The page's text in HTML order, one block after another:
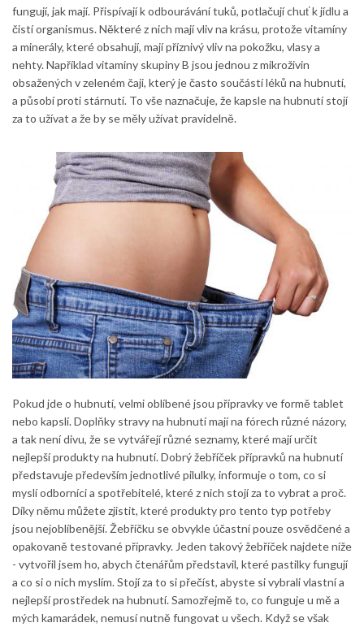
fungují, jak mají. Přispívají k odbourávání tuků, potlačují chuť k jídlu a
čistí organismus. Některé z nich mají vliv na krásu, protože vitamíny
a minerály, které obsahují, mají příznivý vliv na pokožku, vlasy a
nehty. Například vitaminy skupiny B jsou jednou z mikroživin
obsažených v zeleném čaji, který je často součástí léků na hubnutí,
a působí proti stárnutí. To vše naznačuje, že kapsle na hubnutí stojí
za to užívat a že by se měly užívat pravidelně.
Pokud jde o hubnutí, velmi oblíbené jsou přípravky ve formě tablet
nebo kapslí. Doplňky stravy na hubnutí mají na fórech různé názory,
a tak není divu, že se vytvářejí různé seznamy, které mají určit
nejlepší produkty na hubnutí. Dobrý žebříček přípravků na hubnutí
představuje především jednotlivé pilulky, informuje o tom, co si
myslí odborníci a spotřebitelé, které z nich stojí za to vybrat a proč.
Díky němu můžete zjistit, které produkty pro tento typ potřeby
jsou nejoblíbenější. Žebříčku se obvykle účastní pouze osvědčené a
opakovaně testované přípravky. Jeden takový žebříček najdete níže
- vytvořil jsem ho, abych čtenářům představil, které pastilky fungují
a co si o nich myslím. Stojí za to si přečíst, abyste si vybrali vlastní a
nejlepší prostředek na hubnutí. Samozřejmě to, co funguje u mě a
mých kamarádek, nemusí nutně fungovat u všech. Když se však